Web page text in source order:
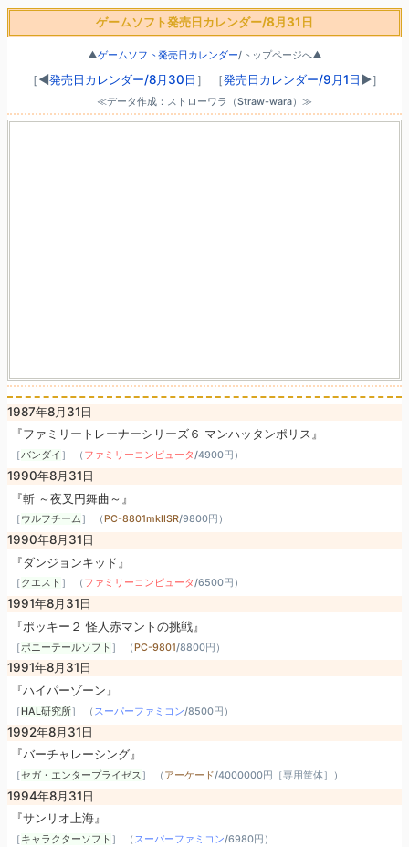
ゲームソフト発売日カレンダー/8月31日
▲ゲームソフト発売日カレンダー/トップページへ▲
［◀発売日カレンダー/8月30日 ］ ［発売日カレンダー/9月1日▶］
≪データ作成：ストローワラ（Straw-wara）≫
1987年8月31日
『ファミリートレーナーシリーズ６ マンハッタンポリス』
［バンダイ ］ （ ファミリーコンピュータ/4900円 ）
1990年8月31日
『斬 ～夜叉円舞曲～』
［ウルフチーム］ （ PC-8801mkIISR/9800円 ）
1990年8月31日
『ダンジョンキッド』
［クエスト ］ （ ファミリーコンピュータ/6500円 ）
1991年8月31日
『ポッキー２ 怪人赤マントの挑戦』
［ポニーテールソフト ］ （PC-9801/8800円 ）
1991年8月31日
『ハイパーゾーン』
［HAL研究所］ （ スーパーファミコン/8500円 ）
1992年8月31日
『バーチャレーシング』
［セガ・エンタープライゼス］ （ アーケード/4000000円［専用筐体］ ）
1994年8月31日
『サンリオ上海』
［キャラクターソフト ］ （ スーパーファミコン/6980円 ）